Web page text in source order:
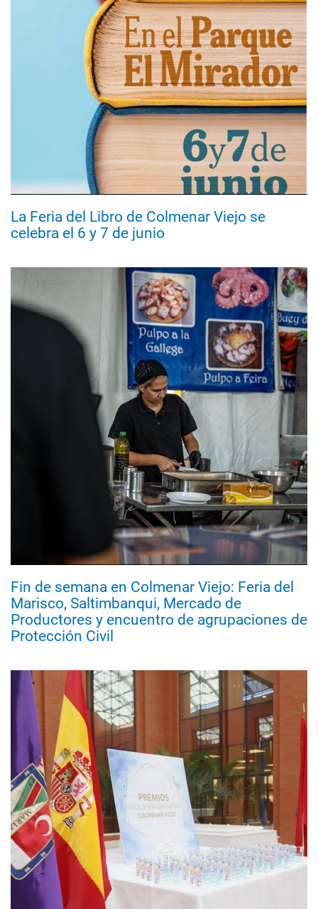
La Feria del Libro de Colmenar Viejo se
celebra el 6 y 7 de junio
Fin de semana en Colmenar Viejo: Feria del
Marisco, Saltimbanqui, Mercado de
Productores y encuentro de agrupaciones de
Protección Civil